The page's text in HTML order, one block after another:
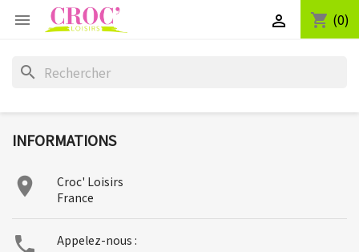
 shopping_cart (0)

search
INFORMATIONS

Croc' Loisirs
France

Appelez-nous :